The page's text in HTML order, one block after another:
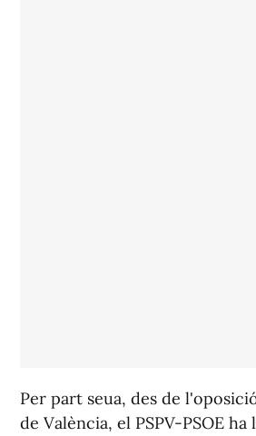
Per part seua, des de
de València, el PSPV-PSOE ha